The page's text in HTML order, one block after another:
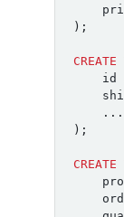
);
CREATE
id
...
);
CREATE